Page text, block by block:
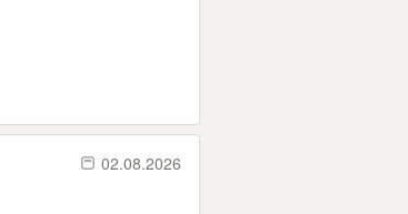
02.08.2026